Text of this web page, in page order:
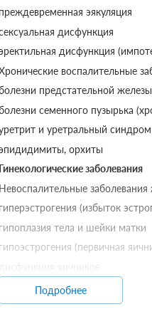
эякуляция
дисфункция
дисфункция
воспалительные
предстательной
семенного пузырька
и уретрaльный синдром
орхиты
заболевания
(избыток
тела и шейки матки
(первичная
бесплодие трубного
эстрогенов
Подробнее